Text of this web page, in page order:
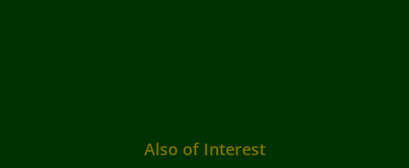
Also of Interest